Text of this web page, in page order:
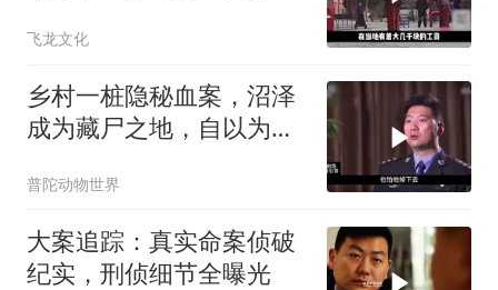
飞龙文化
乡村一桩隐秘血案，沼泽
成为藏尸之地，自以为天
普陀动物世界
大案追踪：真实命案侦破
纪实，刑侦细节全曝光